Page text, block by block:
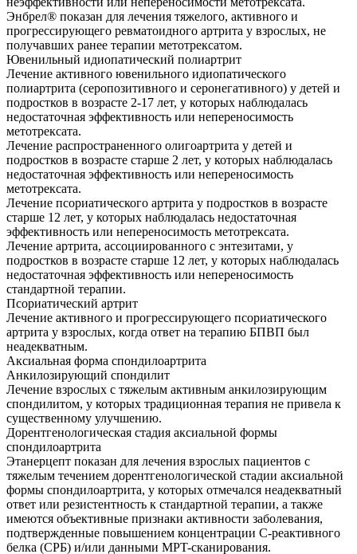
Энбрел® показан для лечения тяжелого, активного и
прогрессирующего ревматоидного артрита у взрослых, не
получавших ранее терапии метотрексатом.
Ювенильный идиопатический полиартрит
Лечение активного ювенильного идиопатического
полиартрита (серопозитивного и серонегативного) у детей и
подростков в возрасте 2-17 лет, у которых наблюдалась
недостаточная эффективность или непереносимость
метотрексата.
Лечение распространенного олигоартрита у детей и
подростков в возрасте старше 2 лет, у которых наблюдалась
недостаточная эффективность или непереносимость
метотрексата.
Лечение псориатического артрита у подростков в возрасте
старше 12 лет, у которых наблюдалась недостаточная
эффективность или непереносимость метотрексата.
Лечение артрита, ассоциированного с энтезитами, у
подростков в возрасте старше 12 лет, у которых наблюдалась
недостаточная эффективность или непереносимость
стандартной терапии.
Псориатический артрит
Лечение активного и прогрессирующего псориатического
артрита у взрослых, когда ответ на терапию БПВП был
неадекватным.
Аксиальная форма спондилоартрита
Анкилозирующий спондилит
Лечение взрослых с тяжелым активным анкилозирующим
спондилитом, у которых традиционная терапия не привела к
существенному улучшению.
Дорентгенологическая стадия аксиальной формы
спондилоартрита
Этанерцепт показан для лечения взрослых пациентов с
тяжелым течением дорентгенологической стадии аксиальной
формы спондилоартрита, у которых отмечался неадекватный
ответ или резистентность к стандартной терапии, а также
имеются объективные признаки активности заболевания,
подтвержденные повышением концентрации С-реактивного
белка (СРБ) и/или данными MPT-сканирования.